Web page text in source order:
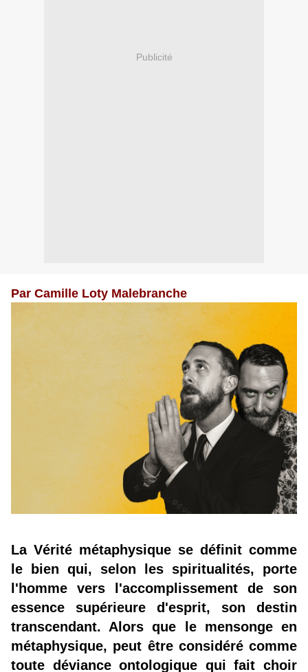
Publicité
Par Camille Loty Malebranche
La Vérité métaphysique se définit comme
le bien qui, selon les spiritualités, porte
l'homme vers l'accomplissement de son
essence supérieure d'esprit, son destin
transcendant. Alors que le mensonge en
métaphysique, peut être considéré comme
toute déviance ontologique qui fait choir